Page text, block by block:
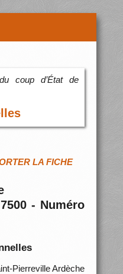
coup d’État de
LA FICHE
- Numéro
Pierreville Ardèche